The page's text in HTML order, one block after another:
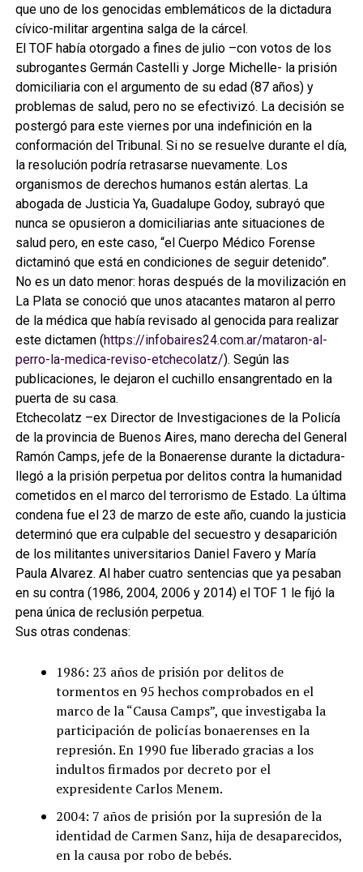
que uno de los genocidas emblemáticos de la dictadura
cívico-militar argentina salga de la cárcel.
El TOF había otorgado a fines de julio –con votos de los
subrogantes Germán Castelli y Jorge Michelle- la prisión
domiciliaria con el argumento de su edad (87 años) y
problemas de salud, pero no se efectivizó. La decisión se
postergó para este viernes por una indefinición en la
conformación del Tribunal. Si no se resuelve durante el día,
la resolución podría retrasarse nuevamente. Los
organismos de derechos humanos están alertas. La
abogada de Justicia Ya, Guadalupe Godoy, subrayó que
nunca se opusieron a domiciliarias ante situaciones de
salud pero, en este caso, “el Cuerpo Médico Forense
dictaminó que está en condiciones de seguir detenido”.
No es un dato menor: horas después de la movilización en
La Plata se conoció que unos atacantes mataron al perro
de la médica que había revisado al genocida para realizar
este dictamen (https://infobaires24.com.ar/mataron-al-
perro-la-medica-reviso-etchecolatz/). Según las
publicaciones, le dejaron el cuchillo ensangrentado en la
puerta de su casa.
Etchecolatz –ex Director de Investigaciones de la Policía
de la provincia de Buenos Aires, mano derecha del General
Ramón Camps, jefe de la Bonaerense durante la dictadura-
llegó a la prisión perpetua por delitos contra la humanidad
cometidos en el marco del terrorismo de Estado. La última
condena fue el 23 de marzo de este año, cuando la justicia
determinó que era culpable del secuestro y desaparición
de los militantes universitarios Daniel Favero y María
Paula Alvarez. Al haber cuatro sentencias que ya pesaban
en su contra (1986, 2004, 2006 y 2014) el TOF 1 le fijó la
pena única de reclusión perpetua.
Sus otras condenas:
1986: 23 años de prisión por delitos de
tormentos en 95 hechos comprobados en el
marco de la “Causa Camps”, que investigaba la
participación de policías bonaerenses en la
represión. En 1990 fue liberado gracias a los
indultos firmados por decreto por el
expresidente Carlos Menem.
2004: 7 años de prisión por la supresión de la
identidad de Carmen Sanz, hija de desaparecidos,
en la causa por robo de bebés.